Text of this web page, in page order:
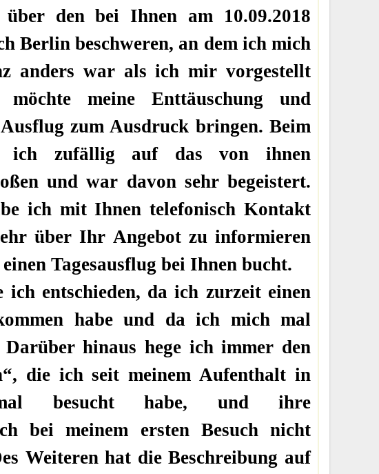
den bei Ihnen am 10.09.2018
Berlin beschweren, an dem ich mich
anders war als ich mir vorgestellt
meine Enttäuschung und
zum Ausdruck bringen. Beim
ich zufällig auf das von ihnen
und war davon sehr begeistert.
ich mit Ihnen telefonisch Kontakt
über Ihr Angebot zu informieren
Tagesausflug bei Ihnen bucht.
ich entschieden, da ich zurzeit einen
habe und da ich mich mal
hinaus hege ich immer den
die ich seit meinem Aufenthalt in
besucht habe, und ihre
bei meinem ersten Besuch nicht
Weiteren hat die Beschreibung auf